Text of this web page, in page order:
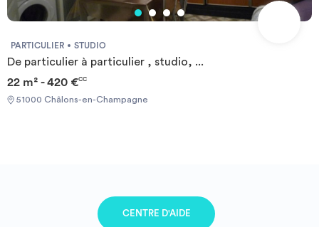
PARTICULIER STUDIO
De particulier à particulier , studio, ...
22 m² - 420 €CC
51000 Châlons-en-Champagne
CENTRE D'AIDE